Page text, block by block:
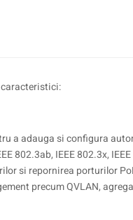
caracteristici:
a adauga si configura
802.3ab, IEEE 802.3x,
si repornirea porturilor
precum QVLAN,